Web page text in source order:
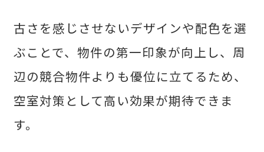
古さを感じさせないデザインや配色を選
ぶことで、物件の第一印象が向上し、周
辺の競合物件よりも優位に立てるため、
空室対策として高い効果が期待できま
す。